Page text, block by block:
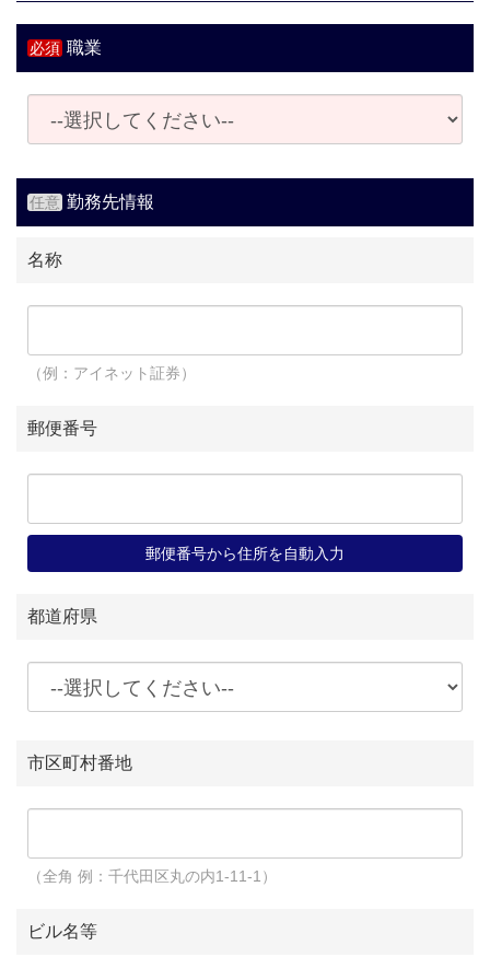
職業
勤務先情報
名称
（例：アイネット証券）
郵便番号
郵便番号から住所を自動入力
都道府県
市区町村番地
（全角 例：千代田区丸の内1-11-1）
ビル名等